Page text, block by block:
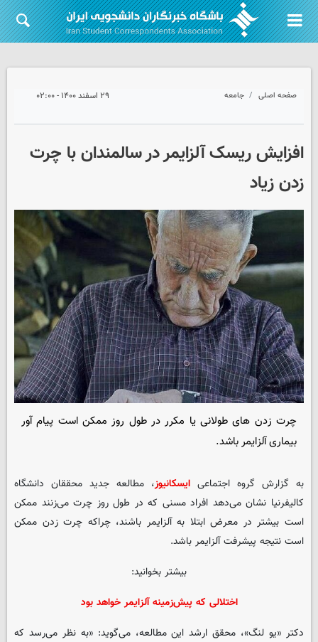
صفحه اصلی جامعه ۲۹ اسفند ۱۴۰۰ - ۰۲:۰۰
افزایش ریسک آلزایمر در سالمندان با چرت
زدن زیاد
چرت زدن های طولانی یا مکرر در طول روز ممکن است پیام آور
بیماری آلزایمر باشد.
به گزارش گروه اجتماعی ایسکانیوز، مطالعه جدید محققان دانشگاه
کالیفرنیا نشان می‌دهد افراد مسنی که در طول روز چرت می‌زنند ممکن
است بیشتر در معرض ابتلا به آلزایمر باشند، چراکه چرت زدن ممکن
است نتیجه پیشرفت آلزایمر باشد.
بیشتر بخوانید:
اختلالی که پیش‌زمینه آلزایمر خواهد بود
دکتر «یو لنگ»، محقق ارشد این مطالعه، می‌گوید: «به نظر می‌رسد که